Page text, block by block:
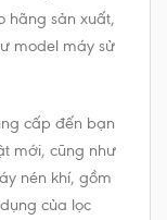
hãng sản xuất,
model máy sử
cấp đến bạn
mới, cũng như
nén khí, gồm
của lọc